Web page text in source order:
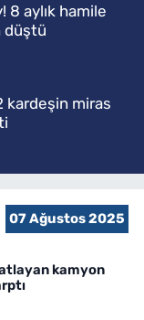
8 aylık hamile
düştü
kardeşin miras
07 Ağustos 2025
kamyon